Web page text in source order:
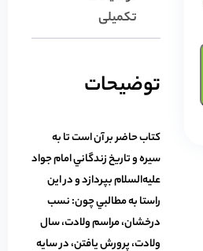
تکمیلی
توضیحات
کتاب حاضر بر آن است تا به
سيره و تاريخ زندگاني امام جواد
عليه‌السلام بپردازد و در اين
راستا به مطالبي چون: نسب
درخشان، مراسم ولادت، سال
ولادت، پرورش يافتن، در سايه